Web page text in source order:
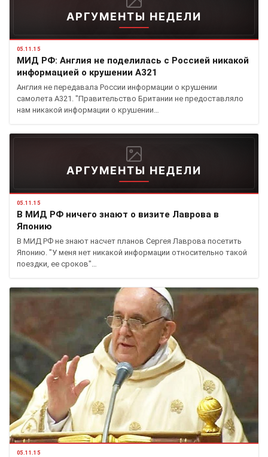
АРГУМЕНТЫ НЕДЕЛИ
05.11.15
МИД РФ: Англия не поделилась с Россией никакой
информацией о крушении А321
Англия не передавала России информации о крушении
самолета А321. "Правительство Британии не предоставляло
нам никакой информации о крушении…
АРГУМЕНТЫ НЕДЕЛИ
05.11.15
В МИД РФ ничего знают о визите Лаврова в
Японию
В МИД РФ не знают насчет планов Сергея Лаврова посетить
Японию. "У меня нет никакой информации относительно такой
поездки, ее сроков"…
05.11.15